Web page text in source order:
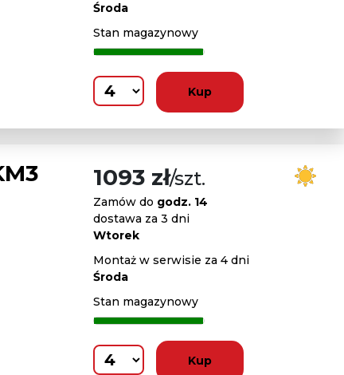
Środa
Stan magazynowy
Kup
1093 zł/szt.
Zamów do godz. 14
dostawa za 3 dni
Wtorek
Montaż w serwisie za 4 dni
Środa
Stan magazynowy
Kup